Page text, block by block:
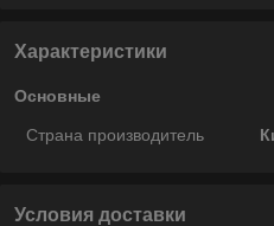
Характеристики
Основные
Страна производитель
Условия доставки